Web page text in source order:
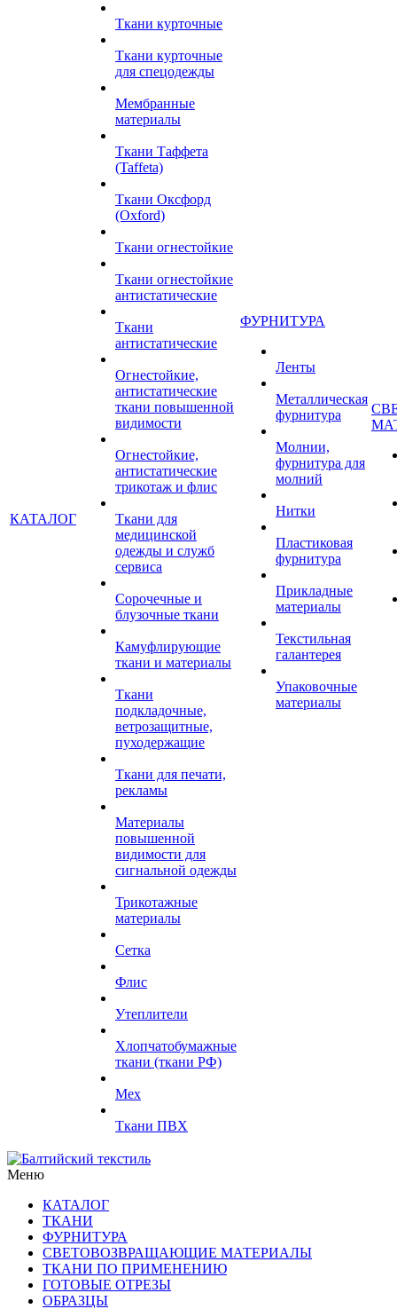
КАТАЛОГ
Ткани курточные
Ткани курточные
для спецодежды
Мембранные
материалы
Ткани Таффета
(Taffeta)
Ткани Оксфорд
(Oxford)
Ткани огнестойкие
Ткани огнестойкие
антистатические
Ткани
антистатические
Огнестойкие,
антистатические
ткани повышенной
видимости
Огнестойкие,
антистатические
трикотаж и флис
Ткани для
медицинской
одежды и служб
сервиса
Сорочечные и
блузочные ткани
Камуфлирующие
ткани и материалы
Ткани
подкладочные,
ветрозащитные,
пуходержащие
Ткани для печати,
рекламы
Материалы
повышенной
видимости для
сигнальной одежды
Трикотажные
материалы
Сетка
Флис
Утеплители
Хлопчатобумажные
ткани (ткани РФ)
Мех
Ткани ПВХ
ФУРНИТУРА
Ленты
Металлическая
фурнитура
Молнии,
фурнитура для
молний
Нитки
Пластиковая
фурнитура
Прикладные
материалы
Текстильная
галантерея
Упаковочные
материалы
Меню
КАТАЛОГ
ТКАНИ
ФУРНИТУРА
СВЕТОВОЗВРАЩАЮЩИЕ МАТЕРИАЛЫ
ТКАНИ ПО ПРИМЕНЕНИЮ
ГОТОВЫЕ ОТРЕЗЫ
ОБРАЗЦЫ